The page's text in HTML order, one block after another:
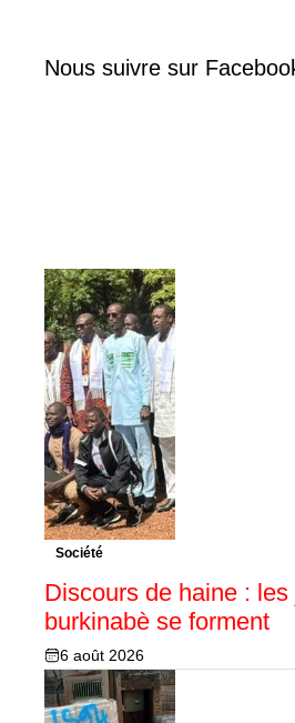
Nous suivre sur
Société
Discours de haine :
burkinabè se forment
6 août 2026